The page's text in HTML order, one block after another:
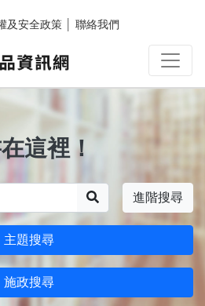
及安全政策 聯絡我們
這裡！
進階搜尋
主題搜尋
施政搜尋